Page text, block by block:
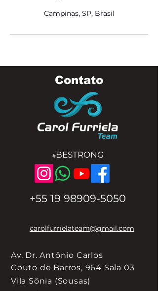
Campinas, SP, Brasil
#BESTRONG
+55 19 98909-5050
Contato
carolfurrielateam@gmail.com
Av. Dr. Antônio Carlos
Couto de Barros, 964 Sala 03
Vila Sônia (Sousas)